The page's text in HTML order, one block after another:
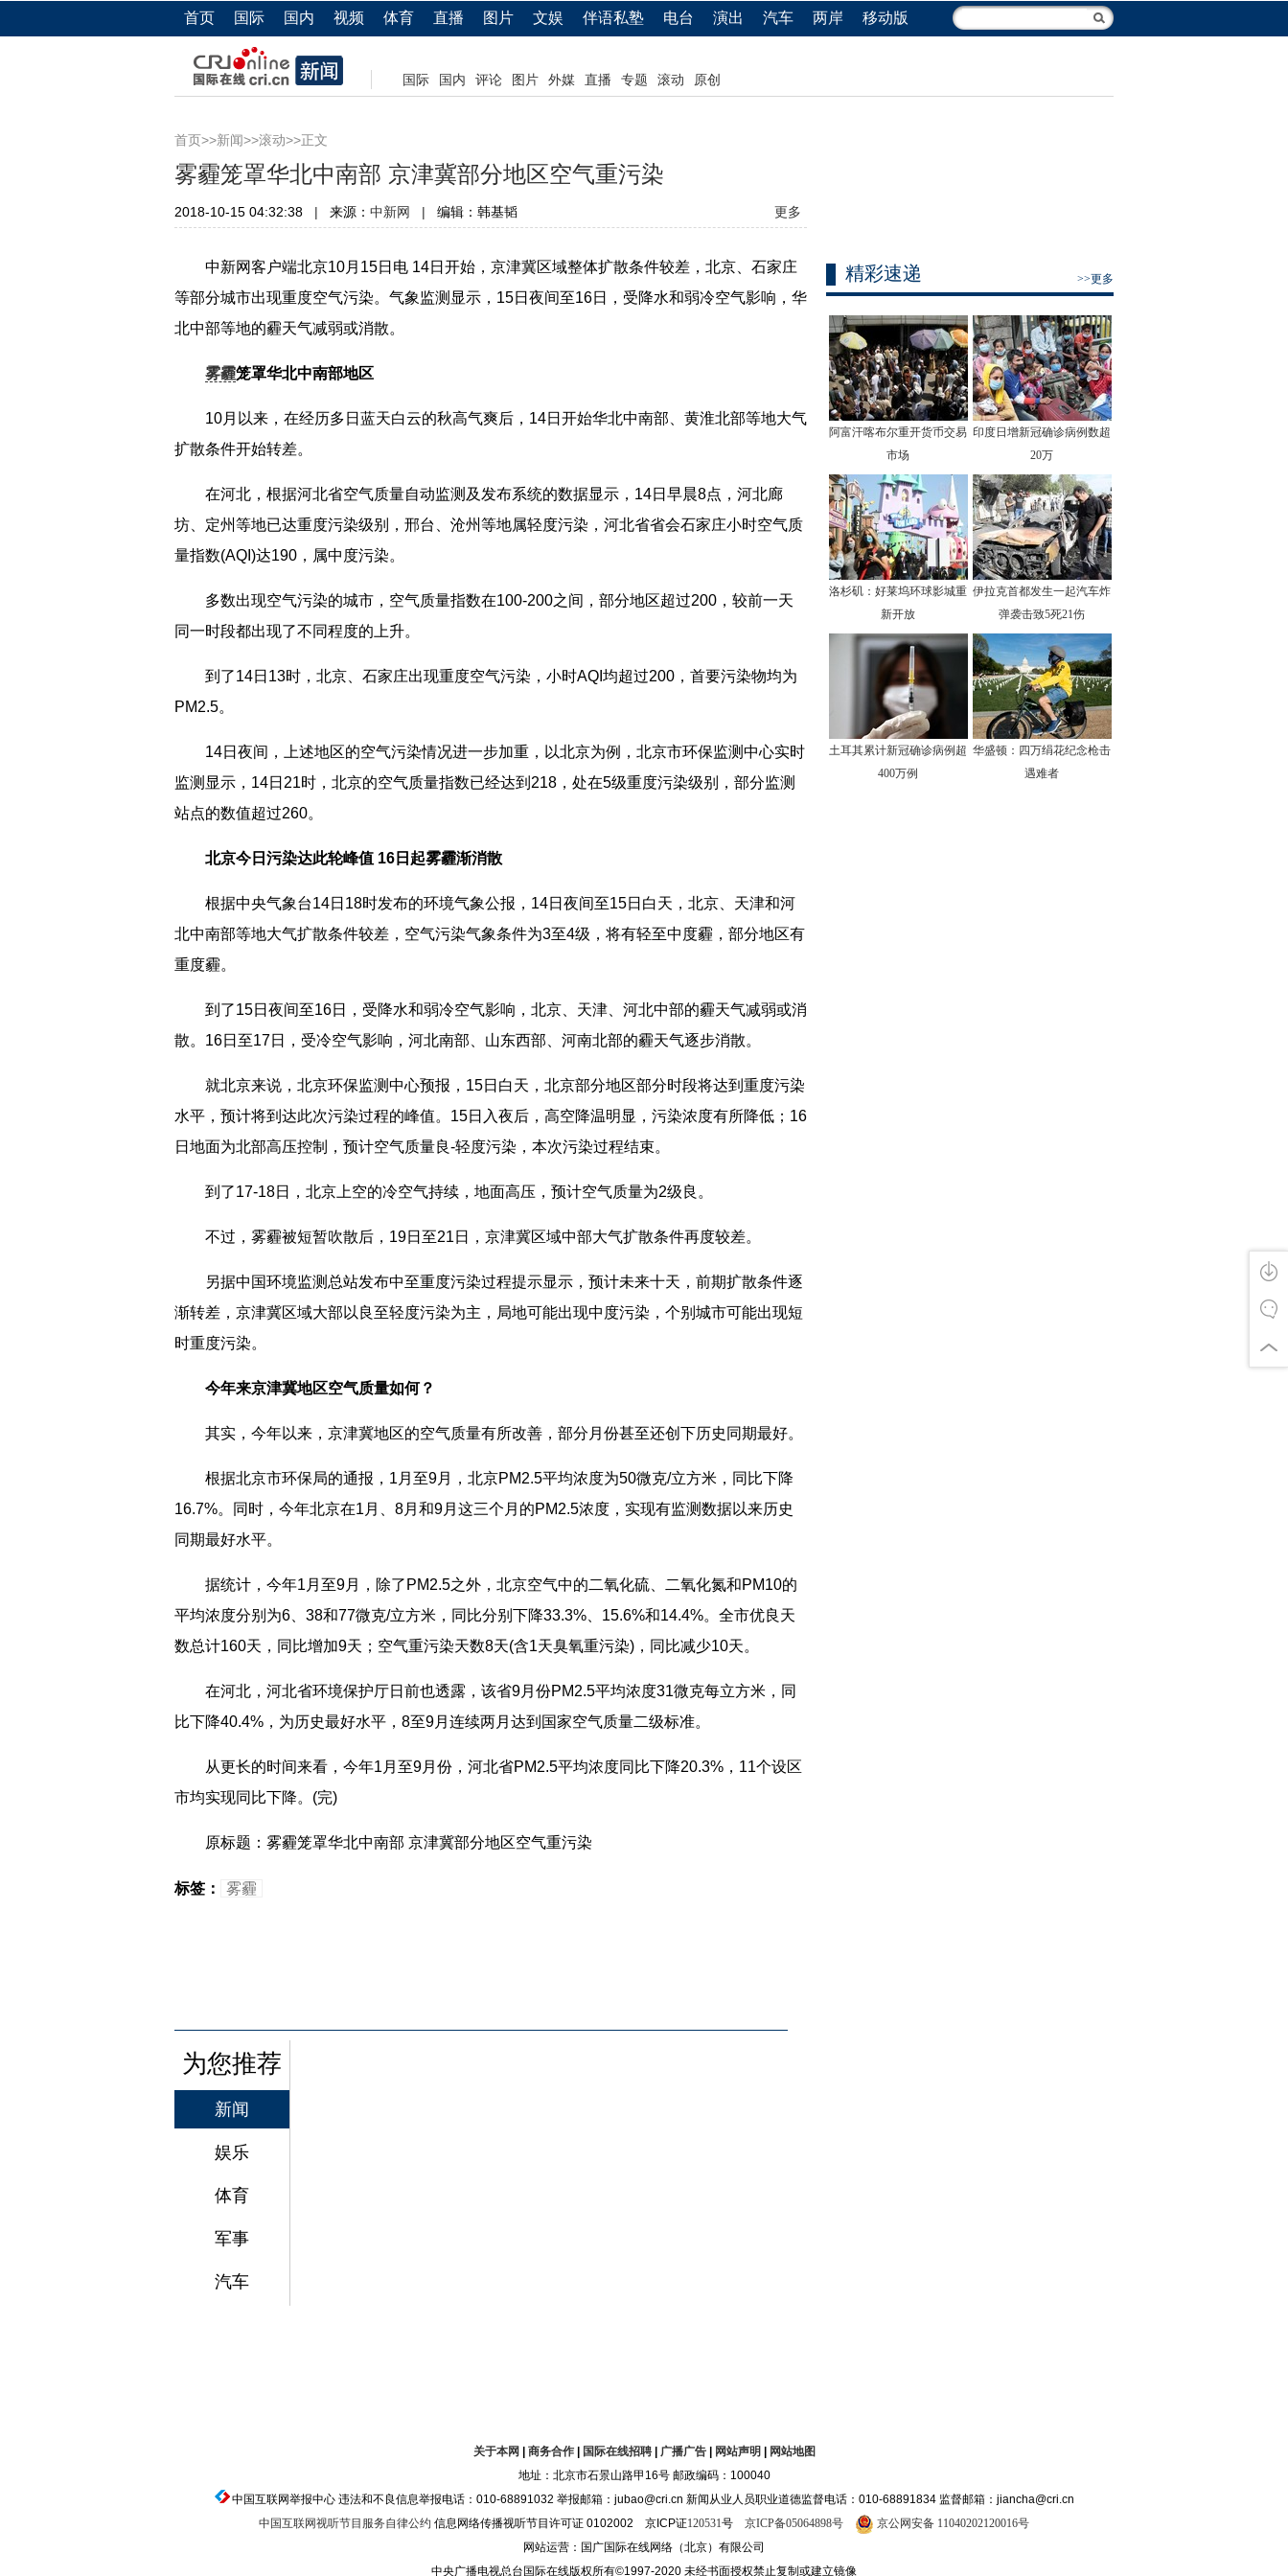
首页 国际 国内 视频 体育 直播 图片 文娱 伴语私塾 电台 演出 汽车 两岸 移动版
国际 国内 评论 图片 外媒 直播 专题 滚动 原创
首页 >>新闻>>滚动>>正文
雾霾笼罩华北中南部 京津冀部分地区空气重污染
2018-10-15 04:32:38 | 来源： 中新网 | 编辑：韩基韬 更多
中新网客户端北京10月15日电 14日开始，京津冀区域整体扩散条件较差，北京、石家庄
等部分城市出现重度空气污染。气象监测显示，15日夜间至16日，受降水和弱冷空气影响，华
北中部等地的霾天气减弱或消散。
雾霾笼罩华北中南部地区
10月以来，在经历多日蓝天白云的秋高气爽后，14日开始华北中南部、黄淮北部等地大气
扩散条件开始转差。
在河北，根据河北省空气质量自动监测及发布系统的数据显示，14日早晨8点，河北廊
坊、定州等地已达重度污染级别，邢台、沧州等地属轻度污染，河北省省会石家庄小时空气质
量指数(AQI)达190，属中度污染。
多数出现空气污染的城市，空气质量指数在100-200之间，部分地区超过200，较前一天
同一时段都出现了不同程度的上升。
到了14日13时，北京、石家庄出现重度空气污染，小时AQI均超过200，首要污染物均为
PM2.5。
14日夜间，上述地区的空气污染情况进一步加重，以北京为例，北京市环保监测中心实时
监测显示，14日21时，北京的空气质量指数已经达到218，处在5级重度污染级别，部分监测
站点的数值超过260。
北京今日污染达此轮峰值 16日起雾霾渐消散
根据中央气象台14日18时发布的环境气象公报，14日夜间至15日白天，北京、天津和河
北中南部等地大气扩散条件较差，空气污染气象条件为3至4级，将有轻至中度霾，部分地区有
重度霾。
到了15日夜间至16日，受降水和弱冷空气影响，北京、天津、河北中部的霾天气减弱或消
散。16日至17日，受冷空气影响，河北南部、山东西部、河南北部的霾天气逐步消散。
就北京来说，北京环保监测中心预报，15日白天，北京部分地区部分时段将达到重度污染
水平，预计将到达此次污染过程的峰值。15日入夜后，高空降温明显，污染浓度有所降低；16
日地面为北部高压控制，预计空气质量良-轻度污染，本次污染过程结束。
到了17-18日，北京上空的冷空气持续，地面高压，预计空气质量为2级良。
不过，雾霾被短暂吹散后，19日至21日，京津冀区域中部大气扩散条件再度较差。
另据中国环境监测总站发布中至重度污染过程提示显示，预计未来十天，前期扩散条件逐
渐转差，京津冀区域大部以良至轻度污染为主，局地可能出现中度污染，个别城市可能出现短
时重度污染。
今年来京津冀地区空气质量如何？
其实，今年以来，京津冀地区的空气质量有所改善，部分月份甚至还创下历史同期最好。
根据北京市环保局的通报，1月至9月，北京PM2.5平均浓度为50微克/立方米，同比下降
16.7%。同时，今年北京在1月、8月和9月这三个月的PM2.5浓度，实现有监测数据以来历史
同期最好水平。
据统计，今年1月至9月，除了PM2.5之外，北京空气中的二氧化硫、二氧化氮和PM10的
平均浓度分别为6、38和77微克/立方米，同比分别下降33.3%、15.6%和14.4%。全市优良天
数总计160天，同比增加9天；空气重污染天数8天(含1天臭氧重污染)，同比减少10天。
在河北，河北省环境保护厅日前也透露，该省9月份PM2.5平均浓度31微克每立方米，同
比下降40.4%，为历史最好水平，8至9月连续两月达到国家空气质量二级标准。
从更长的时间来看，今年1月至9月份，河北省PM2.5平均浓度同比下降20.3%，11个设区
市均实现同比下降。(完)
原标题：雾霾笼罩华北中南部 京津冀部分地区空气重污染
标签： 雾霾
为您推荐
新闻
娱乐
体育
军事
汽车
精彩速递 >>更多
阿富汗喀布尔重开货币交易
市场
印度日增新冠确诊病例数超
20万
洛杉矶：好莱坞环球影城重
新开放
伊拉克首都发生一起汽车炸
弹袭击致5死21伤
土耳其累计新冠确诊病例超
400万例
华盛顿：四万绢花纪念枪击
遇难者
关于本网 商务合作| 国际在线招聘| 广播广告| 网站声明
网站地图
地址：北京市石景山路甲16号 邮政编码：100040
中国互联网举报中心 违法和不良信息举报电话：010-68891032 举报邮箱：jubao@cri.cn 新闻从业人员职业道德监督电话：010-68891834 监督邮箱：jiancha@cri.cn
中国互联网视听节目服务自律公约 信息网络传播视听节目许可证 0102002 京ICP证120531号 京ICP备05064898号
京公网安备 11040202120016号
网站运营：国广国际在线网络（北京）有限公司
中央广播电视总台国际在线版权所有©1997-2020 未经书面授权禁止复制或建立镜像